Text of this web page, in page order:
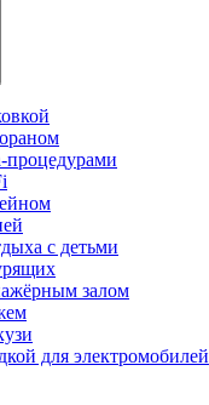
процедурами
с детьми
залом
для электромобилей